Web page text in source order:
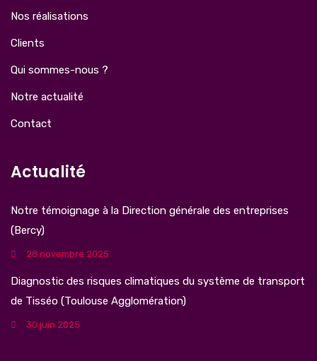
Nos réalisations
Clients
Qui sommes-nous ?
Notre actualité
Contact
Actualité
Notre témoignage à la Direction générale des entreprises
(Bercy)
28 novembre 2025
Diagnostic des risques climatiques du système de transport
de Tisséo (Toulouse Agglomération)
30 juin 2025